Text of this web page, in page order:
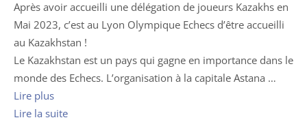
Après avoir accueilli une délégation de joueurs Kazakhs en
Mai 2023, c’est au Lyon Olympique Echecs d’être accueilli
au Kazakhstan !
Le Kazakhstan est un pays qui gagne en importance dans le
monde des Echecs. L’organisation à la capitale Astana …
Lire plus
Lire la suite